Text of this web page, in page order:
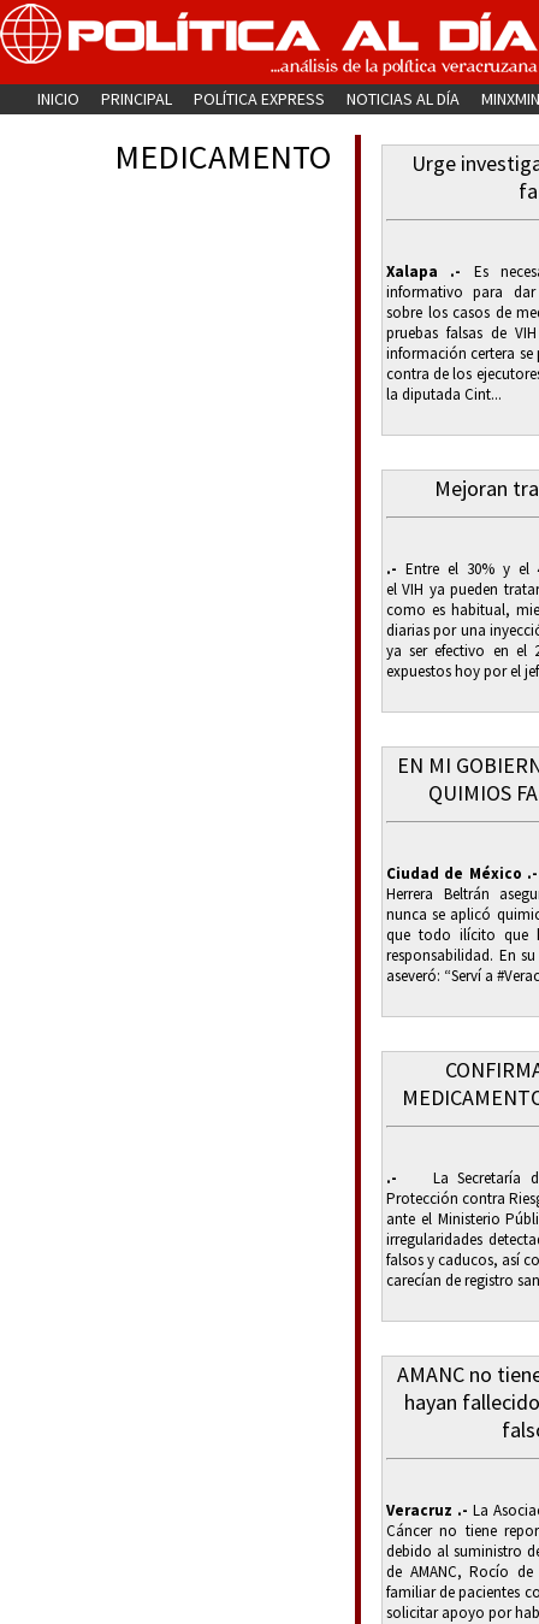
INICIO PRINCIPAL POLÍTICA EXPRESS NOTICIAS AL DÍA
MEDICAMENTO
Urge
Xalapa .- Es
informativo para
sobre los casos de
pruebas falsas de
información certera se
contra de los
la diputada Cint...
Mejoran
.- Entre el 30% y el
el VIH ya pueden
como es habitual,
diarias por una
ya ser efectivo en el
expuestos hoy por el
EN MI
QUIMIOS
Ciudad de México .-
Herrera Beltrán
nunca se aplicó
que todo ilícito que
responsabilidad. En
aseveró: “Serví a
.- La Secretaría
Protección contra
ante el Ministerio
irregularidades
falsos y caducos, así
carecían de registro
AMANC no
hayan
Veracruz .- La
Cáncer no tiene
debido al suministro
de AMANC, Rocío
familiar de pacientes
solicitar apoyo por